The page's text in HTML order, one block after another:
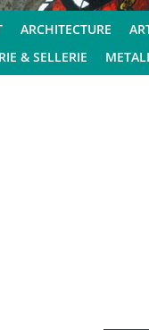
ARCHITECTURE
& SELLERIE